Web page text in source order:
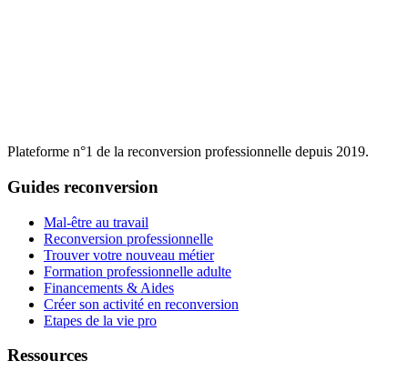
Plateforme n°1 de la reconversion professionnelle depuis 2019.
Guides reconversion
Mal-être au travail
Reconversion professionnelle
Trouver votre nouveau métier
Formation professionnelle adulte
Financements & Aides
Créer son activité en reconversion
Etapes de la vie pro
Ressources